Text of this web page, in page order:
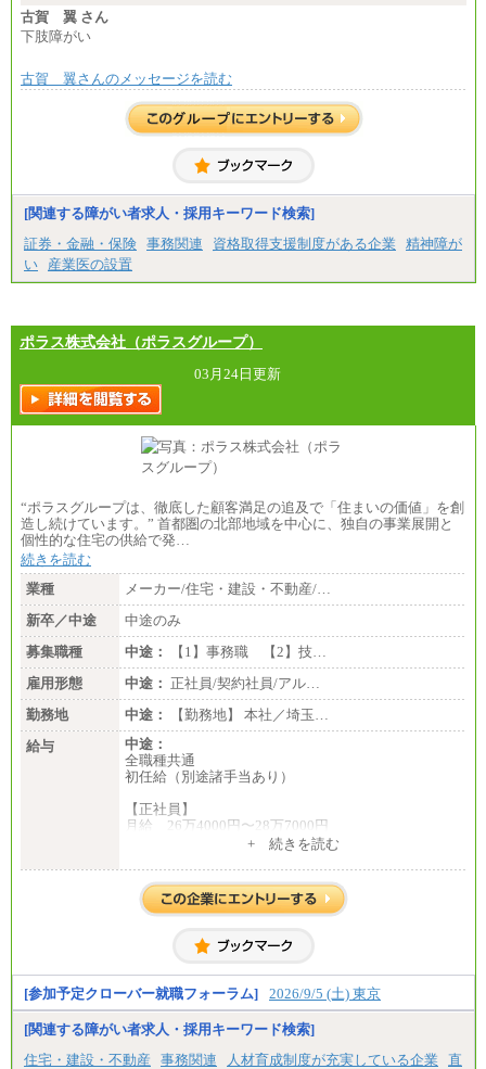
古賀 翼 さん
下肢障がい
古賀 翼さんのメッセージを読む
[関連する障がい者求人・採用キーワード検索]
証券・金融・保険 事務関連 資格取得支援制度がある企業
精神障が
い
産業医の設置
ポラス株式会社（ポラスグループ）
03月24日更新
“ポラスグループは、徹底した顧客満足の追及で「住まいの価値」を創
造し続けています。” 首都圏の北部地域を中心に、独自の事業展開と
個性的な住宅の供給で発…
続きを読む
業種
メーカー/住宅・建設・不動産/…
新卒／中途
中途のみ
募集職種
中途：
【1】事務職 【2】技…
雇用形態
中途： 正社員/契約社員/アル…
勤務地
中途：
【勤務地】 本社／埼玉…
給与
中途：
全職種共通
初任給（別途諸手当あり）
【正社員】
月給 26万4000円〜28万7000円
月給 21万6300円〜27万1200円
【アルバイト・パート・時給制】
神奈川/1,390円～、静岡/1,240円～、滋賀/1,220円
～、
愛知/1,290円～
※正社員・契約社員登用制度あり
※上記給与をベースにスキル・経験に応じて、決定
します。
※試用期間中も給与に変更はございません
+ 続きを読む
[参加予定クローバー就職フォーラム] 2026/9/5 (土) 東京
[関連する障がい者求人・採用キーワード検索]
住宅・建設・不動産
事務関連 人材育成制度が充実している企業
直